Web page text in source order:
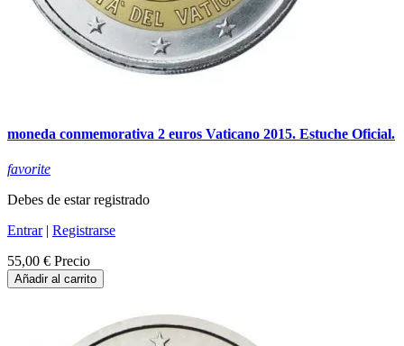
moneda conmemorativa 2 euros Vaticano 2015. Estuche Oficial.
favorite
Debes de estar registrado
Entrar| Registrarse
55,00 € Precio
Añadir al carrito